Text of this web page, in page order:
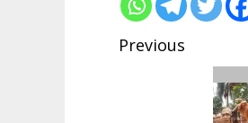
Post
navigation
Previous